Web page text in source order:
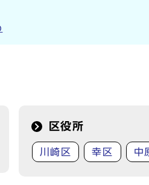
区役所
川崎区 幸区 中